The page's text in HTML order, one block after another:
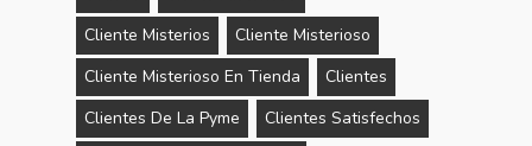
Cliente Misterios
Cliente Misterioso
Cliente Misterioso En Tienda
Clientes
Clientes De La Pyme
Clientes Satisfechos